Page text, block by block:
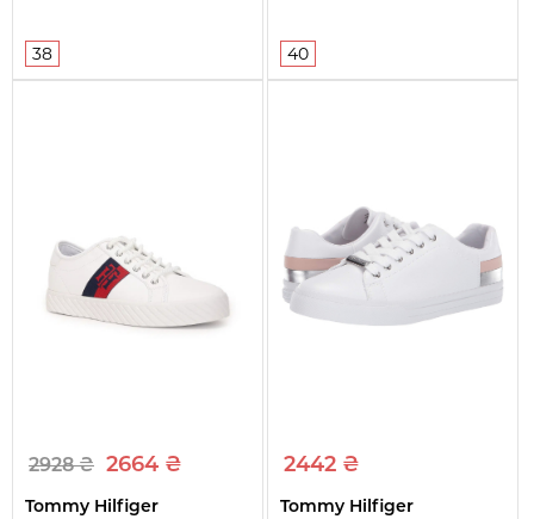
38 40
2928 ₴ 2664 ₴
Tommy Hilfiger
2442 ₴
Tommy Hilfiger